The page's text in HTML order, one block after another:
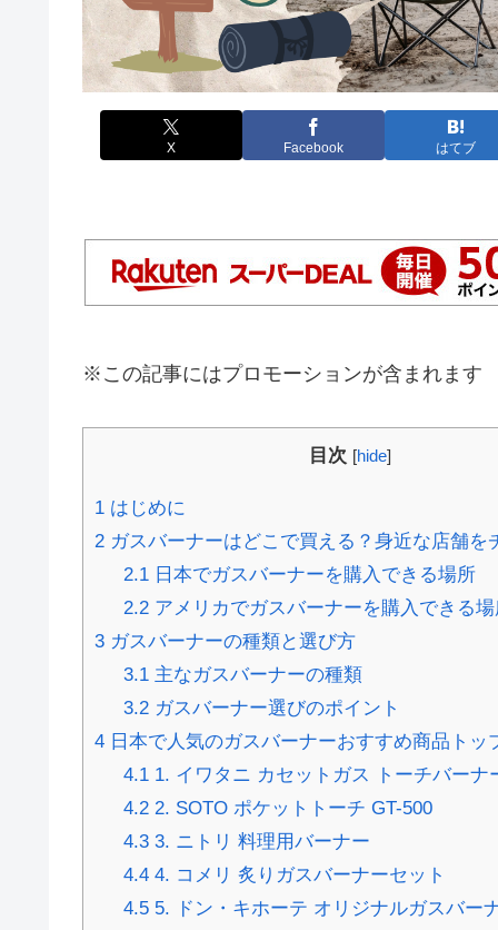
X Facebook はてブ
※この記事にはプロモーションが含まれます
目次 [hide]
1 はじめに
2 ガスバーナーはどこで買える？身近な店舗を
2.1日本でガスバーナーを購入できる場所
2.2アメリカでガスバーナーを購入できる場
3 ガスバーナーの種類と選び方
3.1主なガスバーナーの種類
3.2ガスバーナー選びのポイント
4 日本で人気のガスバーナーおすすめ商品トッ
4.11. イワタニ カセットガス トーチバーナ
4.22. SOTO ポケットトーチ GT-500
4.33. ニトリ 料理用バーナー
4.44. コメリ 炙りガスバーナーセット
4.55. ドン・キホーテ オリジナルガスバー